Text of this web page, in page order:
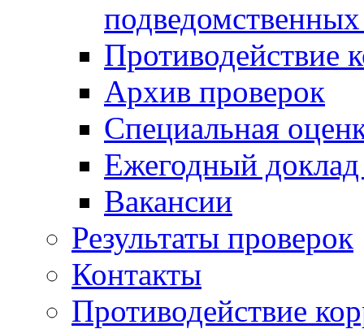
Противодействие
Архив проверок
Специальная
Ежегодный
Вакансии
Результаты проверок
Контакты
Противодействие